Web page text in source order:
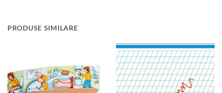
PRODUSE SIMILARE